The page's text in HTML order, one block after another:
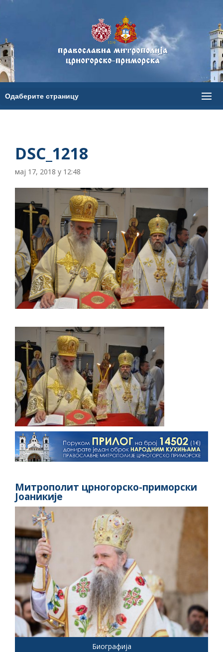
DSC_1218
мај 17, 2018 у 12:48
Митрополит црногорско-приморски
Јоаникије
Биографија